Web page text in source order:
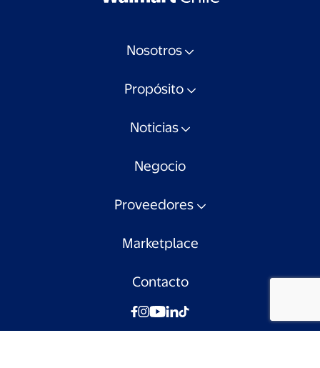
Nosotros
Propósito
Noticias
Negocio
Proveedores
Marketplace
Contacto